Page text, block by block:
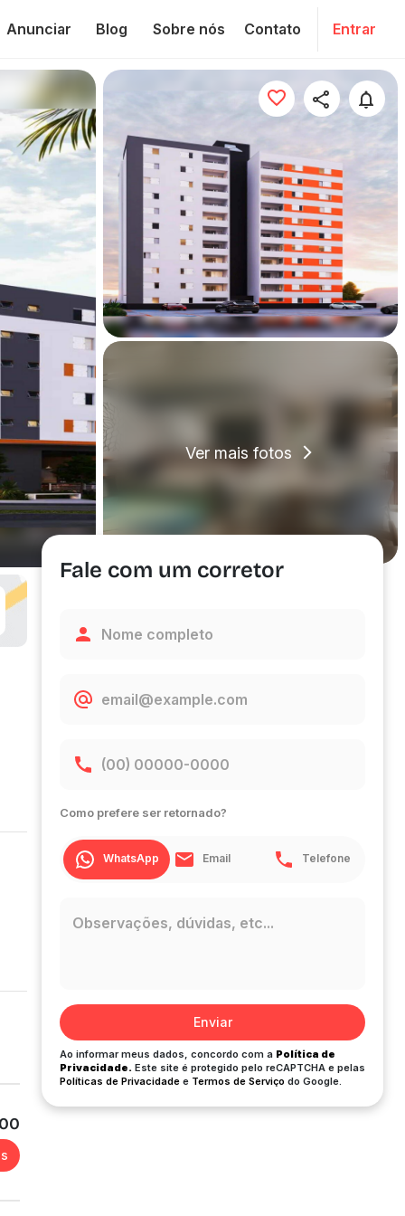
Anunciar Blog Sobre nós Contato Entrar
Ver mais fotos
Fale com um corretor
Como prefere ser retornado?
WhatsApp Email Telefone
Enviar
Ao informar meus dados, concordo com a Política de
Privacidade. Este site é protegido pelo reCAPTCHA e pelas
Políticas de Privacidade e Termos de Serviço do Google.